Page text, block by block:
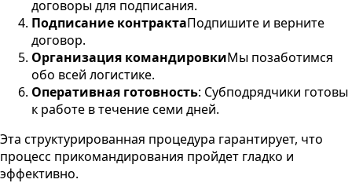
договоры для подписания.
Подписание контрактаПодпишите и верните
договор.
Организация командировкиМы позаботимся
обо всей логистике.
Оперативная готовность: Субподрядчики готовы
к работе в течение семи дней.
Эта структурированная процедура гарантирует, что
процесс прикомандирования пройдет гладко и
эффективно.